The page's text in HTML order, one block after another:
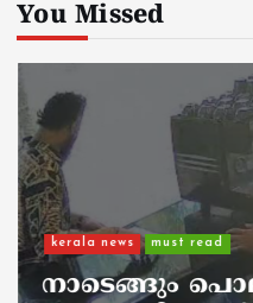
You Missed
kerala news must read
നാടെങ്ങും